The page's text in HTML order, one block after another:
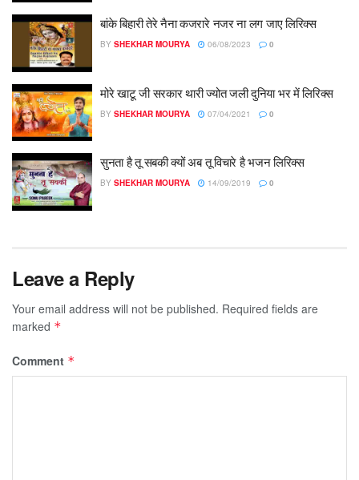
बांके बिहारी तेरे नैना कजरारे नजर ना लग जाए लिरिक्स
BY SHEKHAR MOURYA 06/08/2023 0
मोरे खाटू जी सरकार थारी ज्योत जली दुनिया भर में लिरिक्स
BY SHEKHAR MOURYA 07/04/2021 0
सुनता है तू सबकी क्यों अब तू विचारे है भजन लिरिक्स
BY SHEKHAR MOURYA 14/09/2019 0
Leave a Reply
Your email address will not be published. Required fields are
marked *
Comment *